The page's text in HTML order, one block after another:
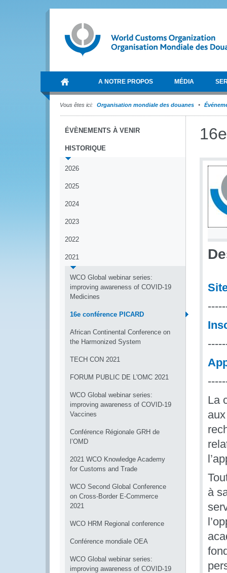
A NOTRE PROPOS MÉDIA
Vous êtes ici: Organisation mondiale des douanes
ÉVÈNEMENTS À VENIR
HISTORIQUE
2026
2025
2024
2023
2022
2021
WCO Global webinar series:
improving awareness of COVID-19
Medicines
16e conférence PICARD
African Continental Conference on
the Harmonized System
TECH CON 2021
FORUM PUBLIC DE L'OMC 2021
WCO Global webinar series:
improving awareness of COVID-19
Vaccines
Conférence Régionale GRH de
l’OMD
2021 WCO Knowledge Academy
for Customs and Trade
WCO Second Global Conference
on Cross-Border E-Commerce
2021
WCO HRM Regional conference
Conférence mondiale OEA
WCO Global webinar series:
improving awareness of COVID-19
La
à